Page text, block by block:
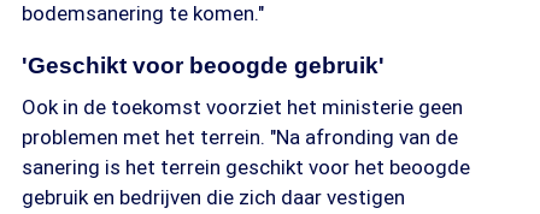
bodemsanering te komen."
'Geschikt voor beoogde gebruik'
Ook in de toekomst voorziet het ministerie geen
problemen met het terrein. "Na afronding van de
sanering is het terrein geschikt voor het beoogde
gebruik en bedrijven die zich daar vestigen